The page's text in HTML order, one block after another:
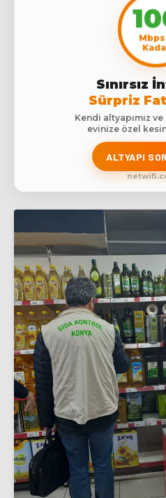
Sınırsız
Sürpriz
Kendi altyapımız
evinize özel
ALTYAPI